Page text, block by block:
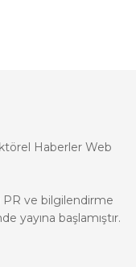
Haberler Web
PR ve bilgilendirme
yayına başlamıştır.